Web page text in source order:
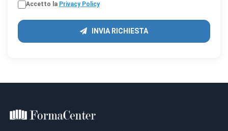
Accetto la Privacy Policy
INVIA RICHIESTA